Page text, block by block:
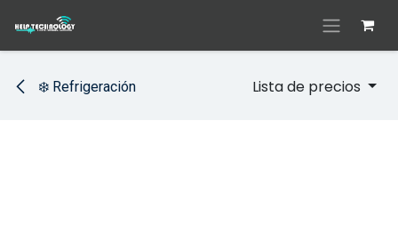
❄️ Refrigeración Lista de precios